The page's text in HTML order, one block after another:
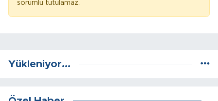
sorumlu tutulamaz.
Yükleniyor...